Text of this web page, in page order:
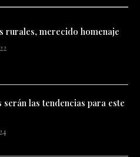
rurales, merecido homenaje
serán las tendencias para este